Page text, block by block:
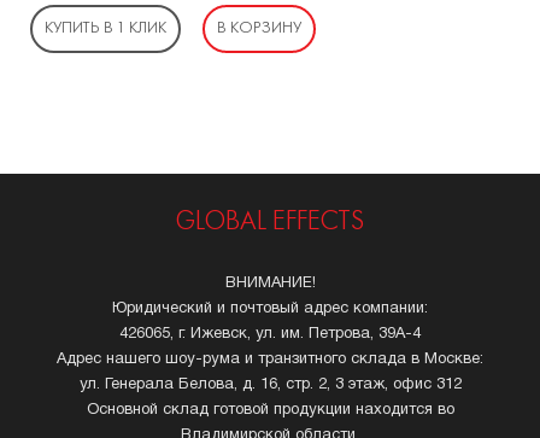
КУПИТЬ В 1 КЛИК В КОРЗИНУ
GLOBAL EFFECTS
ВНИМАНИЕ!
Юридический и почтовый адрес компании:
426065, г. Ижевск, ул. им. Петрова, 39А-4
Адрес нашего шоу-рума и транзитного склада в Москве:
ул. Генерала Белова, д. 16, стр. 2, 3 этаж, офис 312
Основной склад готовой продукции находится во